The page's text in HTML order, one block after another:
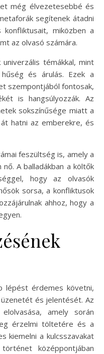
még élvezetesebbé és
segítenek átadni
miközben a
az olvasó számára.
univerzális témákkal, mint
és árulás. Ezek a
szempontjából fontosak,
is hangsúlyozzák. Az
sokszínűsége miatt a
hatni az emberekre, és
feszültség is, amely a
A balladákban a költők
hogy az olvasók
sorsa, a konfliktusok
ahhoz, hogy a
lépést érdemes követni,
és jelentését. Az
amely során
érzelmi töltetére és a
kiemelni a kulcsszavakat
középpontjában